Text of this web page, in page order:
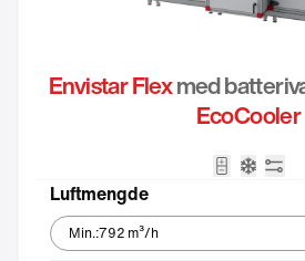
Envistar Flexmed
EcoCooler
Luftmengde
Min.:792 m³/h